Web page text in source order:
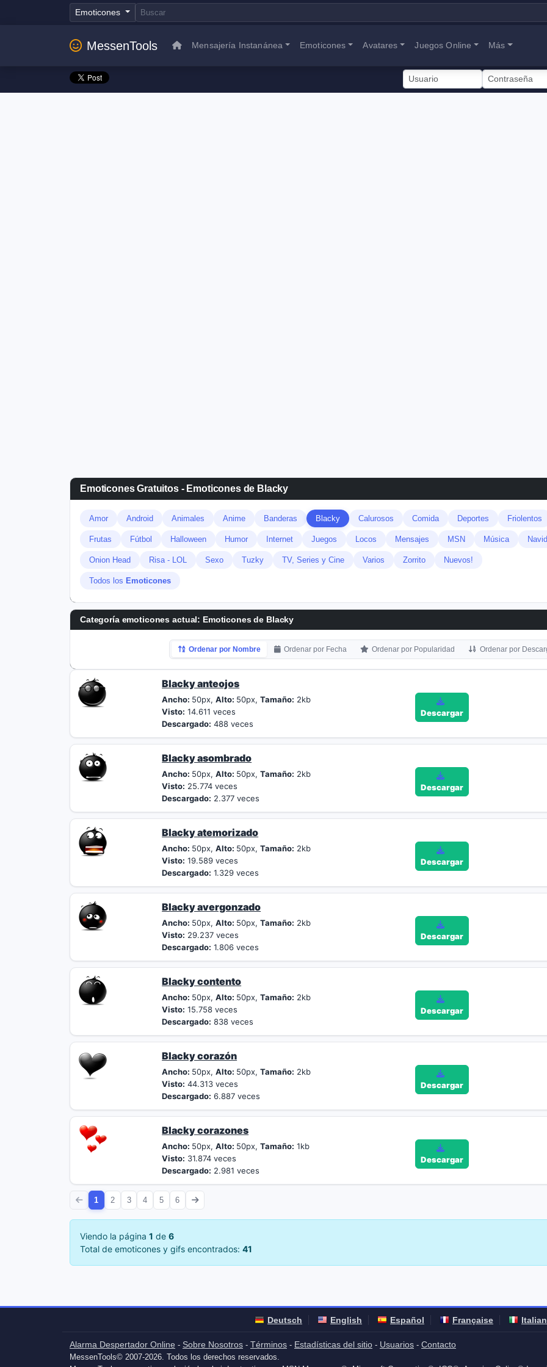
Emoticones
MessenTools Mensajería Instanánea Emoticones Avatares Juegos Online Más
Emoticones Gratuitos - Emoticones de Blacky
Amor Android Animales Anime Banderas Blacky Calurosos Comida Deportes Friolentos
Frutas Fútbol Halloween Humor Internet Juegos Locos Mensajes MSN Música
Onion Head Risa - LOL Sexo Tuzky TV, Series y Cine Varios Zorrito Nuevos!
Todos los Emoticones
Categoría emoticones actual: Emoticones de Blacky
Ordenar por Nombre Ordenar por Fecha Ordenar por Popularidad Ordenar por
Blacky anteojos
Ancho: 50px,Alto: 50px,Tamaño: 2kb
Visto: 14.611 veces
Descargado: 488 veces
Descargar
Blacky asombrado
Ancho: 50px,Alto: 50px,Tamaño: 2kb
Visto: 25.774 veces
Descargado: 2.377 veces
Descargar
Blacky atemorizado
Ancho: 50px,Alto: 50px,Tamaño: 2kb
Visto: 19.589 veces
Descargado: 1.329 veces
Descargar
Blacky avergonzado
Ancho: 50px,Alto: 50px,Tamaño: 2kb
Visto: 29.237 veces
Descargado: 1.806 veces
Descargar
Blacky contento
Ancho: 50px,Alto: 50px,Tamaño: 2kb
Visto: 15.758 veces
Descargado: 838 veces
Descargar
Blacky corazón
Ancho: 50px,Alto: 50px,Tamaño: 2kb
Visto: 44.313 veces
Descargado: 6.887 veces
Descargar
Blacky corazones
Ancho: 50px,Alto: 50px,Tamaño: 1kb
Visto: 31.874 veces
Descargado: 2.981 veces
Descargar
1 2 3 4 5 6
Viendo la página 1 de 6
Total de emoticones y gifs encontrados: 41
Deutsch English Español Française
Alarma Despertador Online - Sobre Nosotros - Términos - Estadísticas del sitio - Usuarios - Contacto
MessenTools© 2007-2026. Todos los derechos reservados.